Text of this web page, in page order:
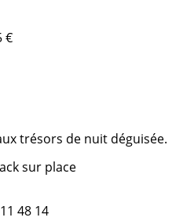
€
trésors de nuit déguisée.
sur place
48 14